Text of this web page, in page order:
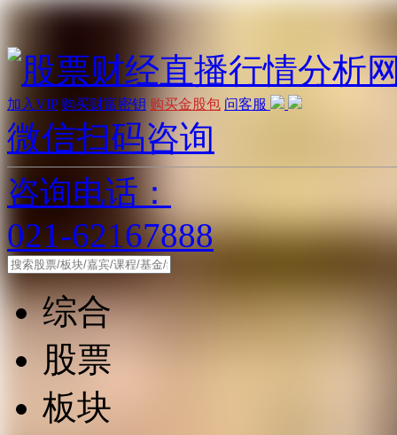
加入VIP 购买财富密钥 购买金股包 问客服
微信扫码咨询
咨询电话：
021-62167888
综合
股票
板块